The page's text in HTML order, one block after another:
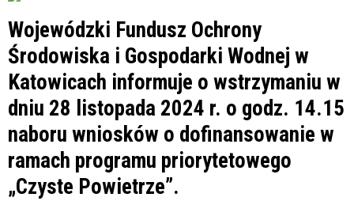
Wojewódzki Fundusz Ochrony
Środowiska i Gospodarki Wodnej w
Katowicach informuje o wstrzymaniu w
dniu 28 listopada 2024 r. o godz. 14.15
naboru wniosków o dofinansowanie w
ramach programu priorytetowego
„Czyste Powietrze”.